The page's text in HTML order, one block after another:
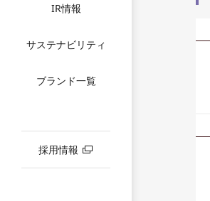
出店状況
IR情報
ガバナンス
売上報告
サステナビリティ
プのサステナビリ
ブランド一覧
採用情報